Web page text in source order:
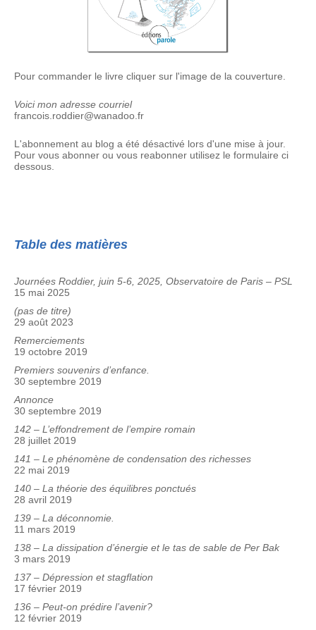
Pour commander le livre cliquer sur l'image de la couverture.
Voici mon adresse courriel
francois.roddier@wanadoo.fr
L'abonnement au blog a été désactivé lors d'une mise à jour.
Pour vous abonner ou vous reabonner utilisez le formulaire ci
dessous.
Table des matières
Journées Roddier, juin 5-6, 2025, Observatoire de Paris – PSL
15 mai 2025
(pas de titre)
29 août 2023
Remerciements
19 octobre 2019
Premiers souvenirs d’enfance.
30 septembre 2019
Annonce
30 septembre 2019
142 – L’effondrement de l’empire romain
28 juillet 2019
141 – Le phénomène de condensation des richesses
22 mai 2019
140 – La théorie des équilibres ponctués
28 avril 2019
139 – La déconnomie.
11 mars 2019
138 – La dissipation d’énergie et le tas de sable de Per Bak
3 mars 2019
137 – Dépression et stagflation
17 février 2019
136 – Peut-on prédire l’avenir?
12 février 2019